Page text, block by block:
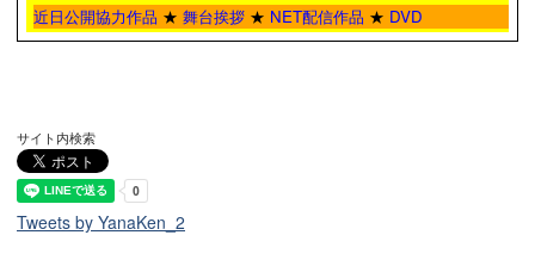
近日公開協力作品 ★ 舞台挨拶 ★ NET配信作品 ★ DVD
サイト内検索
Tweets by YanaKen_2